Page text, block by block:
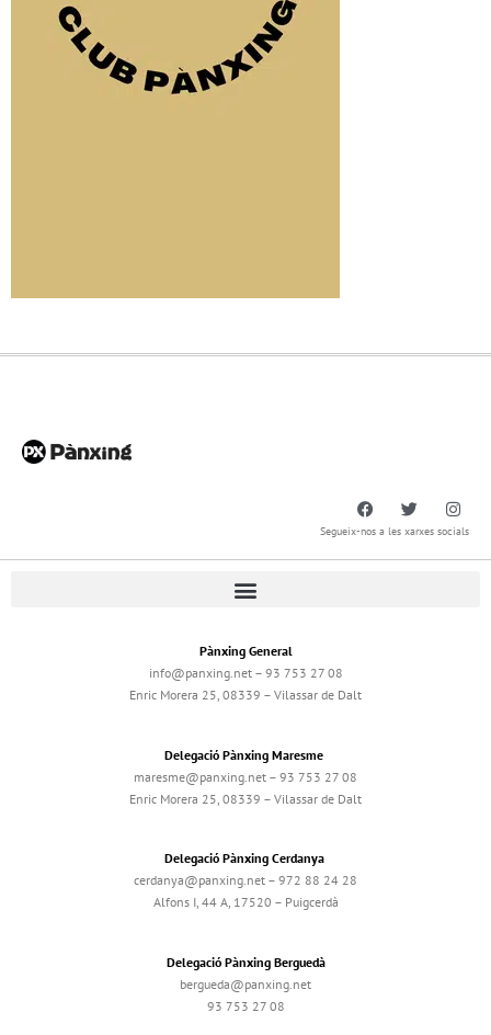
Segueix-nos a les xarxes socials
Pànxing General
info@panxing.net – 93 753 27 08
Enric Morera 25, 08339 – Vilassar de Dalt
Delegació Pànxing Maresme
maresme@panxing.net – 93 753 27 08
Enric Morera 25, 08339 – Vilassar de Dalt
Delegació Pànxing Cerdanya
cerdanya@panxing.net – 972 88 24 28
Alfons I, 44 A, 17520 – Puigcerdà
Delegació Pànxing Berguedà
bergueda@panxing.net
93 753 27 08